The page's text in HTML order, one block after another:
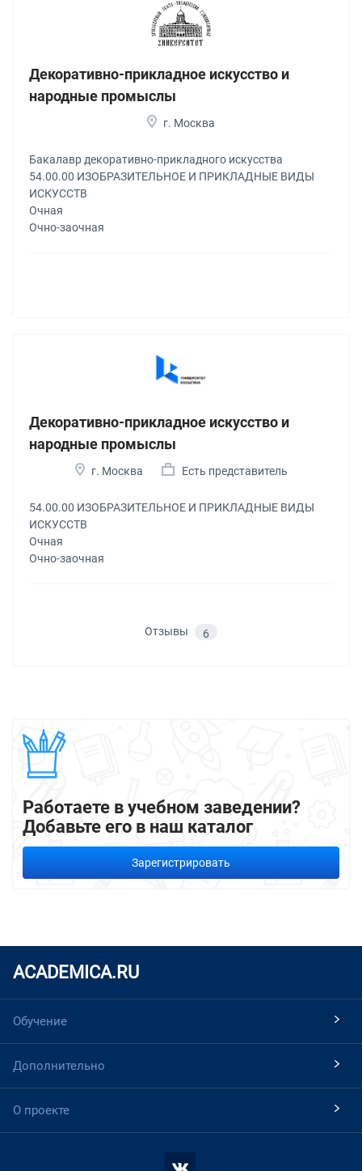
Декоративно-прикладное искусство и
народные промыслы
г. Москва
Бакалавр декоративно-прикладного искусства
54.00.00 ИЗОБРАЗИТЕЛЬНОЕ И ПРИКЛАДНЫЕ ВИДЫ
ИСКУССТВ
Очная
Очно-заочная
Декоративно-прикладное искусство и
народные промыслы
г. Москва Есть представитель
54.00.00 ИЗОБРАЗИТЕЛЬНОЕ И ПРИКЛАДНЫЕ ВИДЫ
ИСКУССТВ
Очная
Очно-заочная
Отзывы 6
Работаете в учебном заведении?
Добавьте его в наш каталог
Зарегистрировать
ACADEMICA.RU
Обучение
Дополнительно
О проекте